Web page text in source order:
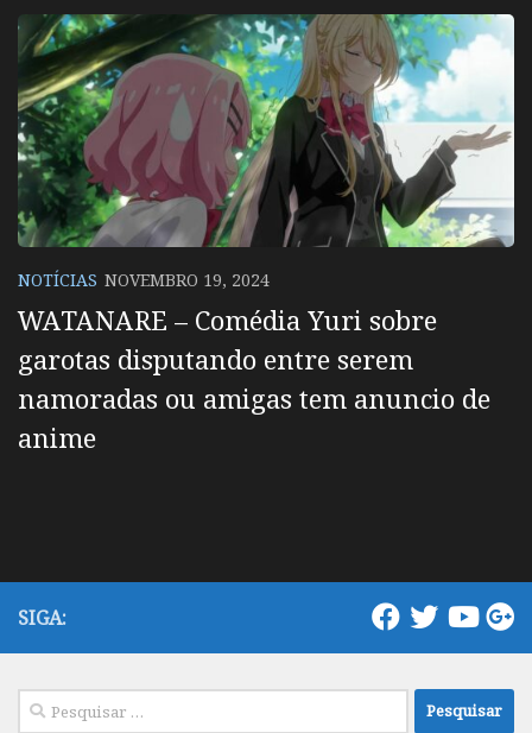
NOTÍCIAS NOVEMBRO 19, 2024
WATANARE – Comédia Yuri sobre
garotas disputando entre serem
namoradas ou amigas tem anuncio de
anime
SIGA:
Pesquisar